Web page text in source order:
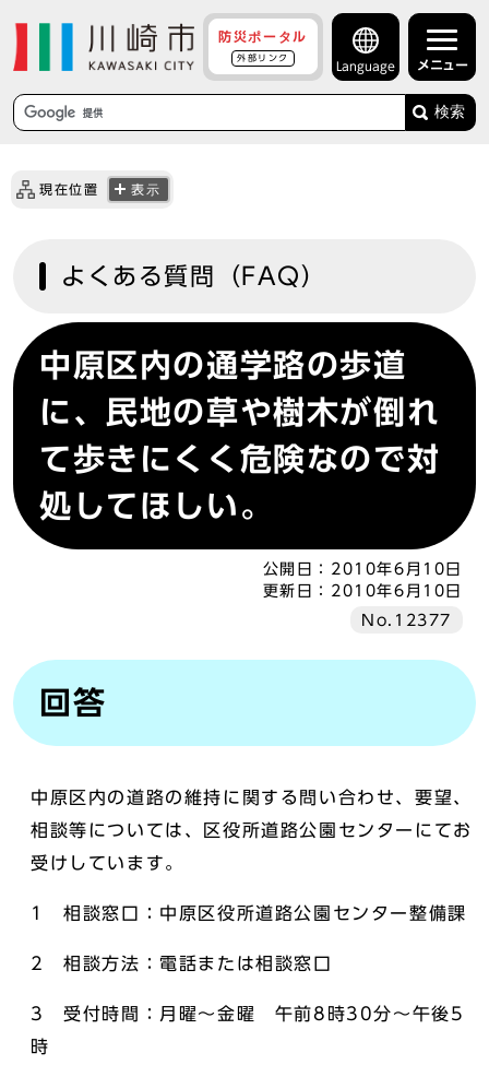
防災ポータル
外部リンク
Language メニュー
検索
現在位置 表示
よくある質問（FAQ）
中原区内の通学路の歩道
に、民地の草や樹木が倒れ
て歩きにくく危険なので対
処してほしい。
公開日： 2010年6月10日
更新日： 2010年6月10日
No.12377
回答
中原区内の道路の維持に関する問い合わせ、要望、
相談等については、区役所道路公園センターにてお
受けしています。
1 相談窓口：中原区役所道路公園センター整備課
2 相談方法：電話または相談窓口
3 受付時間：月曜～金曜 午前8時30分～午後5
時